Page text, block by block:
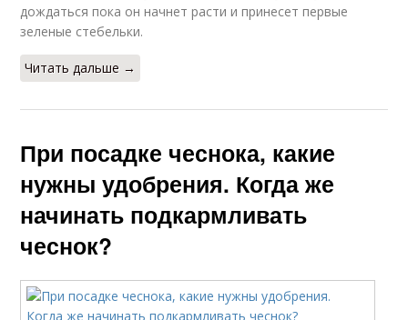
дождаться пока он начнет расти и принесет первые
зеленые стебельки.
Читать дальше →
При посадке чеснока, какие
нужны удобрения. Когда же
начинать подкармливать
чеснок?